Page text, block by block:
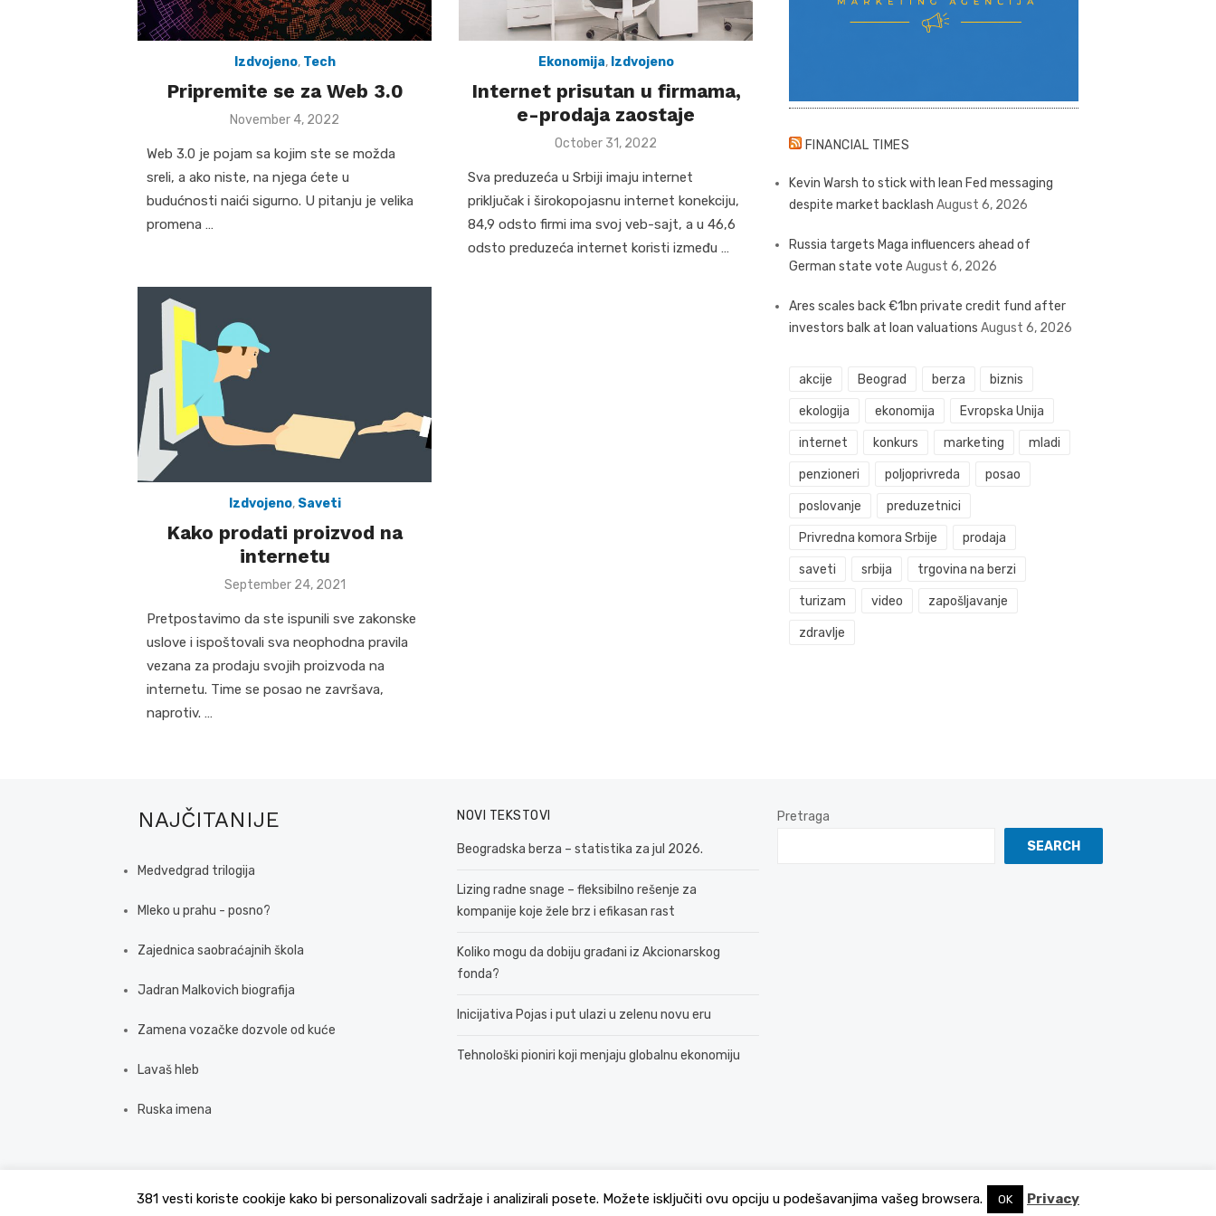
Izdvojeno, Tech
Pripremite se za Web 3.0
Posted
November 4, 2022
Web 3.0 je pojam sa kojim ste se možda
sreli, a ako niste, na njega ćete u
budućnosti naići sigurno. U pitanju je velika
promena …
Ekonomija, Izdvojeno
Internet prisutan u firmama,
e-prodaja zaostaje
Posted
October 31, 2022
Sva preduzeća u Srbiji imaju internet
priključak i širokopojasnu internet konekciju,
84,9 odsto firmi ima svoj veb-sajt, a u 46,6
odsto preduzeća internet koristi između …
Izdvojeno, Saveti
Kako prodati proizvod na
internetu
Posted
September 24, 2021
Pretpostavimo da ste ispunili sve zakonske
uslove i ispoštovali sva neophodna pravila
vezana za prodaju svojih proizvoda na
internetu. Time se posao ne završava,
naprotiv. …
FINANCIAL TIMES
Kevin Warsh to stick with lean Fed messaging
despite market backlash August 6, 2026
Russia targets Maga influencers ahead of
German state vote August 6, 2026
Ares scales back €1bn private credit fund after
investors balk at loan valuations August 6, 2026
akcije Beograd berza biznis
ekologija ekonomija Evropska Unija
internet konkurs marketing mladi
penzioneri poljoprivreda posao
poslovanje preduzetnici
Privredna komora Srbije prodaja
saveti srbija trgovina na berzi
turizam video zapošljavanje
zdravlje
NAJČITANIJE
Medvedgrad trilogija
Mleko u prahu - posno?
Zajednica saobraćajnih škola
Jadran Malkovich biografija
Zamena vozačke dozvole od kuće
Lavaš hleb
Ruska imena
NOVI TEKSTOVI
Beogradska berza – statistika za jul 2026.
Lizing radne snage – fleksibilno rešenje za
kompanije koje žele brz i efikasan rast
Koliko mogu da dobiju građani iz Akcionarskog
fonda?
Inicijativa Pojas i put ulazi u zelenu novu eru
Tehnološki pioniri koji menjaju globalnu ekonomiju
Pretraga
SEARCH
381 vesti koriste cookije kako bi personalizovali sadržaje i analizirali posete. Možete isključiti ovu opciju u podešavanjima vašeg browsera. OK Privacy